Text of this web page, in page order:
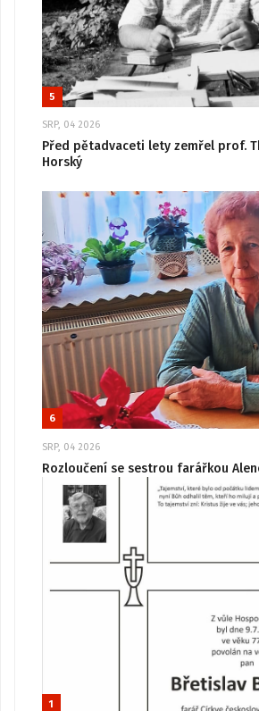
5
SRP, 04 2026
Před pětadvaceti lety zemřel prof.
Horský
6
SRP, 04 2026
Rozloučení se sestrou farářkou
1